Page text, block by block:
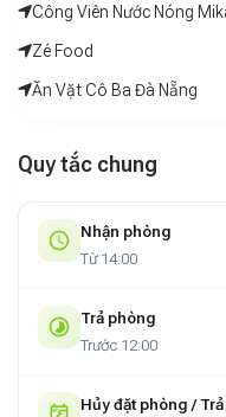
Công Viên Nước Nóng
Zé Food
Ăn Vặt Cô Ba Đà Nẵng
Quy tắc chung
Nhận phòng
Từ 14:00
Trả phòng
Trước 12:00
Hủy đặt phòng /